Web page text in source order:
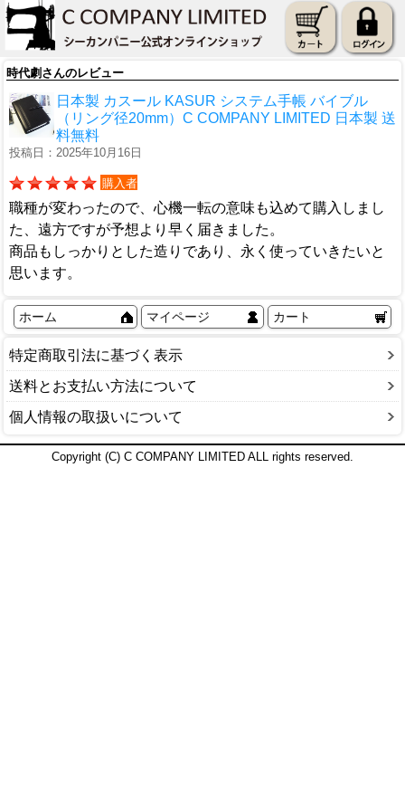
時代劇さんのレビュー
日本製 カスール KASUR システム手帳 バイブル
（リング径20mm）C COMPANY LIMITED 日本製 送
料無料
投稿日：2025年10月16日
購入者
職種が変わったので、心機一転の意味も込めて購入しまし
た、遠方ですが予想より早く届きました。
商品もしっかりとした造りであり、永く使っていきたいと
思います。
ホーム マイページ カート
特定商取引法に基づく表示
送料とお支払い方法について
個人情報の取扱いについて
Copyright (C) C COMPANY LIMITED ALL rights reserved.